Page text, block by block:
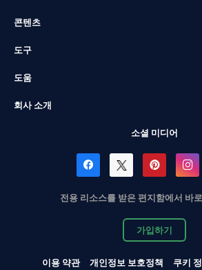
콘텐츠
도구
도움
회사 소개
소셜 미디어
전용 리소스를 받은 편지함에서 바
가입하기
이용 약관 개인정보 보호정책 쿠키